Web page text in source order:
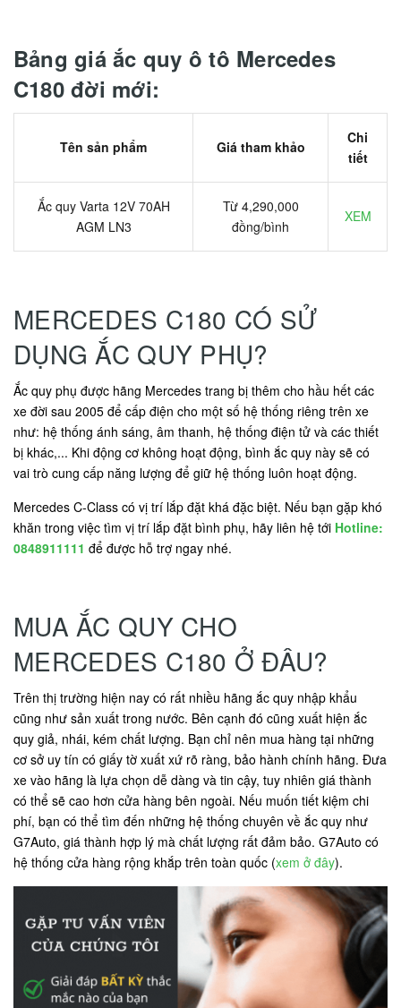
Bảng giá ắc quy ô tô Mercedes
C180 đời mới:
Tên sản phẩm Giá tham khảo
Chi
tiết
Ắc quy Varta 12V 70AH
AGM LN3
Từ 4,290,000
đồng/bình
XEM
MERCEDES C180 CÓ SỬ
DỤNG ẮC QUY PHỤ?
Ắc quy phụ được hãng Mercedes trang bị thêm cho hầu hết các
xe đời sau 2005 để cấp điện cho một số hệ thống riêng trên xe
như: hệ thống ánh sáng, âm thanh, hệ thống điện tử và các thiết
bị khác,... Khi động cơ không hoạt động, bình ắc quy này sẽ có
vai trò cung cấp năng lượng để giữ hệ thống luôn hoạt động.
Mercedes C-Class có vị trí lắp đặt khá đặc biệt. Nếu bạn gặp khó
khăn trong việc tìm vị trí lắp đặt bình phụ, hãy liên hệ tới Hotline:
0848911111 để được hỗ trợ ngay nhé.
MUA ẮC QUY CHO
MERCEDES C180 Ở ĐÂU?
Trên thị trường hiện nay có rất nhiều hãng ắc quy nhập khẩu
cũng như sản xuất trong nước. Bên cạnh đó cũng xuất hiện ắc
quy giả, nhái, kém chất lượng. Bạn chỉ nên mua hàng tại những
cơ sở uy tín có giấy tờ xuất xứ rõ ràng, bảo hành chính hãng. Đưa
xe vào hãng là lựa chọn dễ dàng và tin cậy, tuy nhiên giá thành
có thể sẽ cao hơn cửa hàng bên ngoài. Nếu muốn tiết kiệm chi
phí, bạn có thể tìm đến những hệ thống chuyên về ắc quy như
G7Auto, giá thành hợp lý mà chất lượng rất đảm bảo. G7Auto có
hệ thống cửa hàng rộng khắp trên toàn quốc (xem ở đây).